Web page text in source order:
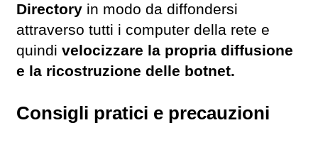
Directory in modo da diffondersi
attraverso tutti i computer della rete e
quindi velocizzare la propria diffusione
e la ricostruzione delle botnet.
Consigli pratici e precauzioni